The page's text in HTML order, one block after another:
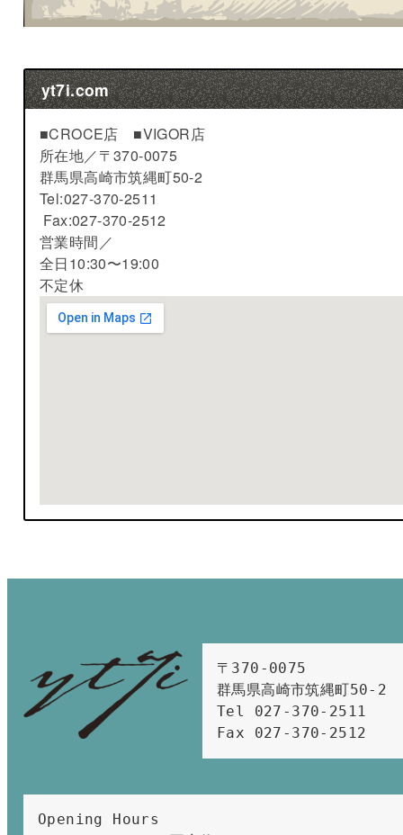
yt7i.com
■CROCE店 ■VIGOR店
所在地／〒370-0075
群馬県高崎市筑縄町50-2
Tel:027-370-2511
Fax:027-370-2512
営業時間／
全日10:30〜19:00
不定休
〒370-0075
群馬県高崎市筑縄町50-2
Tel 027-370-2511
Fax 027-370-2512
Opening Hours